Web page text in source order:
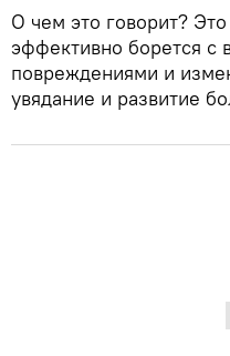
О чем это говорит?
эффективно борется с
повреждениями и
увядание и развитие